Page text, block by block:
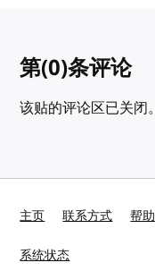
第(0)条评论
该贴的评论区已关闭。
主页 联系方式 帮助
系统状态